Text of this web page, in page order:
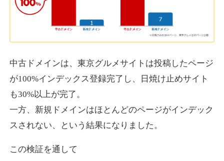
詳細を見る
actagainstaids.com
ジャンルその他
DA38 外部リンク数527 ドメイン年齢26年
10,800円 入札 0件
express-soft.com
DA38 外部リンク数
中古ドメインは、東京グルメサイトは投稿したページ
が100%インデックス登録完了し、日焼け止めサイト
も30%以上が完了。
一方、新規ドメインはほとんどのページがインデック
スされない、という結果になりました。
この検証を通して